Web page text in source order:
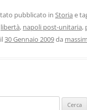
pubblicato in Storia e
libertà, napoli post-unitaria,
il30 Gennaio 2009da massim